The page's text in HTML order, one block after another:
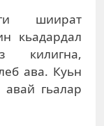
шиират
кьадардал
килигна,
ава. Куьн
авай гьалар